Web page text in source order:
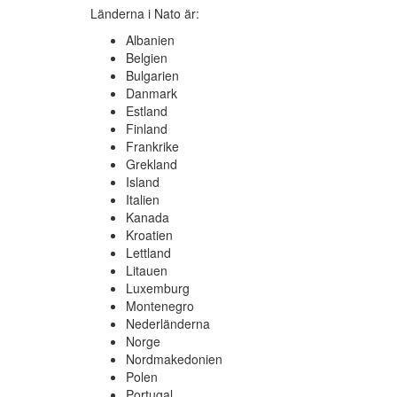
Länderna i Nato är:
Albanien
Belgien
Bulgarien
Danmark
Estland
Finland
Frankrike
Grekland
Island
Italien
Kanada
Kroatien
Lettland
Litauen
Luxemburg
Montenegro
Nederländerna
Norge
Nordmakedonien
Polen